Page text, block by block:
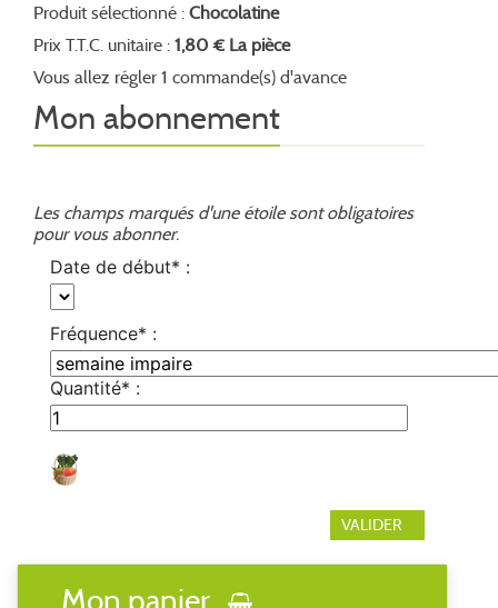
Produit sélectionné : Chocolatine
Prix T.T.C. unitaire : 1,80 € La pièce
Vous allez régler 1 commande(s) d'avance
Mon abonnement
Les champs marqués d'une étoile sont obligatoires
pour vous abonner.
Date de début* :
Fréquence* :
Quantité* :
Mon panier